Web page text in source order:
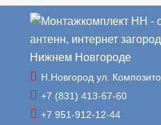
Н.Новгород ул.
+7 (831) 413-67-60
+7 951-912-12-44